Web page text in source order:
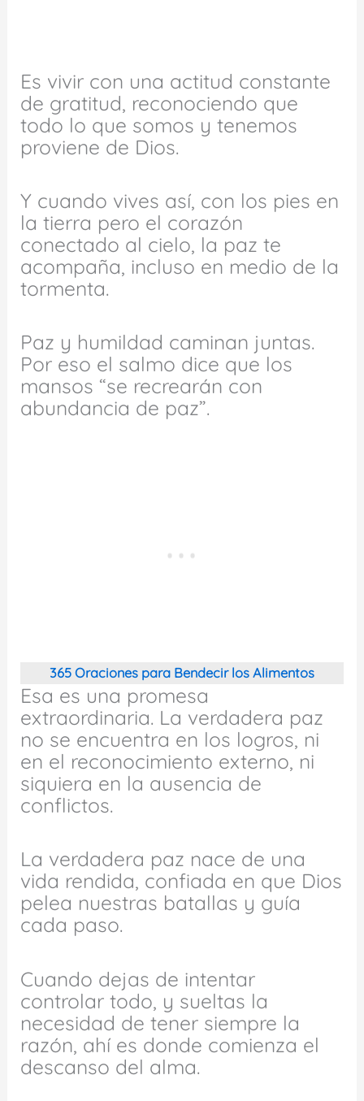
Es vivir con una actitud constante
de gratitud, reconociendo que
todo lo que somos y tenemos
proviene de Dios.
Y cuando vives así, con los pies en
la tierra pero el corazón
conectado al cielo, la paz te
acompaña, incluso en medio de la
tormenta.
Paz y humildad caminan juntas.
Por eso el salmo dice que los
mansos “se recrearán con
abundancia de paz”.
365 Oraciones para Bendecir los Alimentos
Esa es una promesa
extraordinaria. La verdadera paz
no se encuentra en los logros, ni
en el reconocimiento externo, ni
siquiera en la ausencia de
conflictos.
La verdadera paz nace de una
vida rendida, confiada en que Dios
pelea nuestras batallas y guía
cada paso.
Cuando dejas de intentar
controlar todo, y sueltas la
necesidad de tener siempre la
razón, ahí es donde comienza el
descanso del alma.